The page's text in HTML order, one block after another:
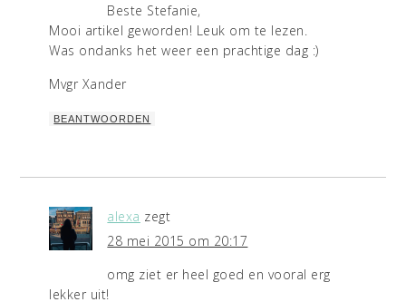
Beste Stefanie,
Mooi artikel geworden! Leuk om te lezen.
Was ondanks het weer een prachtige dag :)
Mvgr Xander
BEANTWOORDEN
alexa zegt
28 mei 2015 om 20:17
omg ziet er heel goed en vooral erg
lekker uit!